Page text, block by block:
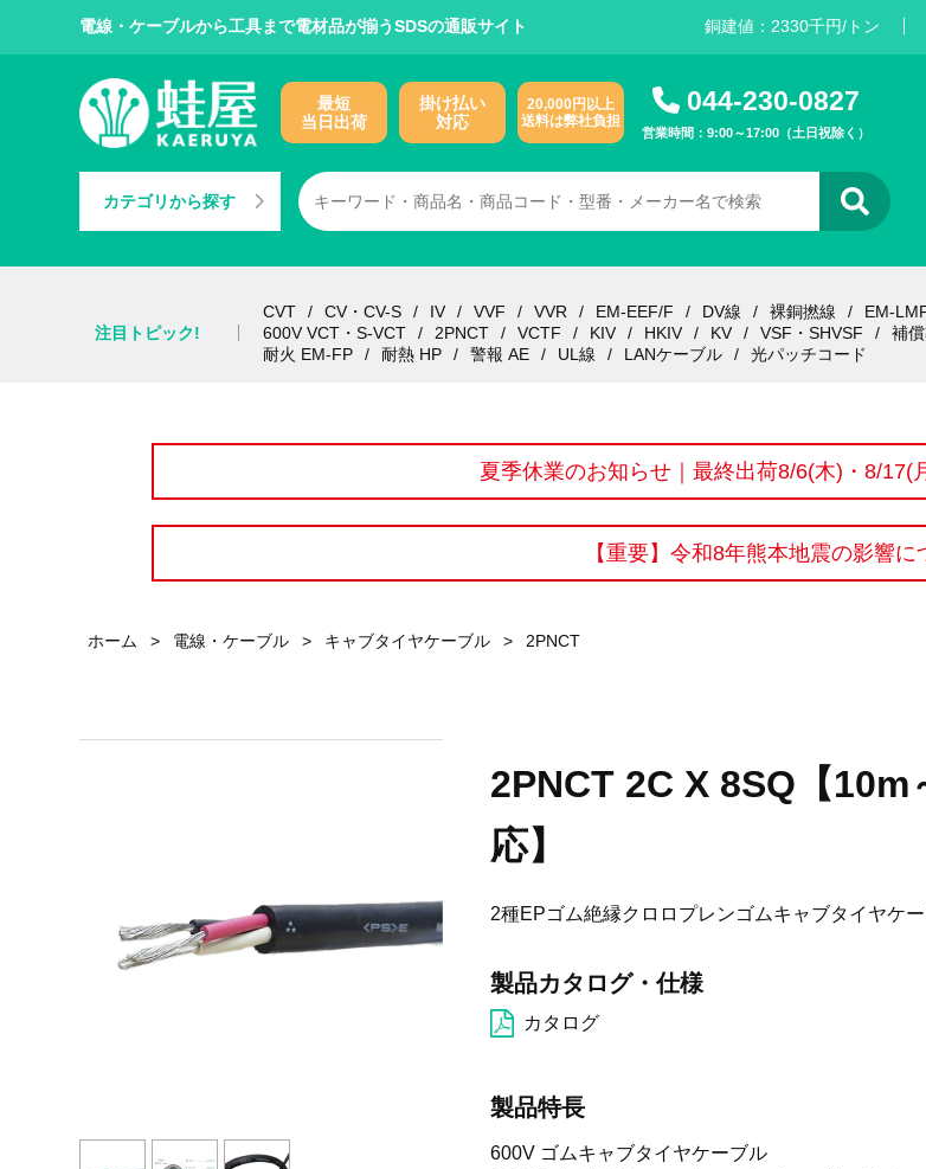
電線・ケーブルから工具まで電材品が揃うSDSの通販サイト 銅建値： 2330千円/トン
最短
当日出荷
掛け払い
対応
20,000円以上
送料は弊社負担
044-230-0827
営業時間：9:00～17:00（土日祝除く）
カテゴリから探す
注目トピック!
CVT CV・CV-S IV VVF VVR EM-EEF/F DV線 裸銅撚線 EM-
600V VCT・S-VCT
2PNCT VCTF KIV HKIV KV VSF・SHVSF 補
耐火 EM-FP
耐熱 HP 警報 AE UL線 LANケーブル 光パッチコード
夏季休業のお知らせ｜最終出荷8/6(木)・8/17(
【重要】令和8年熊本地震の影響
ホーム > 電線・ケーブル > キャブタイヤケーブル > 2PNCT
2PNCT 2C X 8SQ【10m
応】
2種EPゴム絶縁クロロプレンゴムキャブタイヤケ
製品カタログ・仕様
カタログ
製品特長
600V ゴムキャブタイヤケーブル